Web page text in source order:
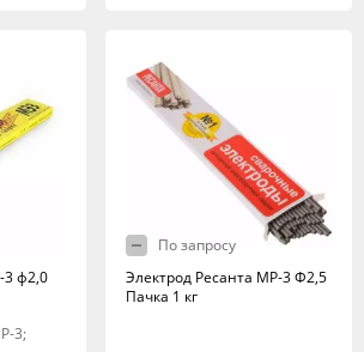
ф2,0
3;
По запросу
Электрод Ресанта МР-3 Ф2,5
Пачка 1 кг